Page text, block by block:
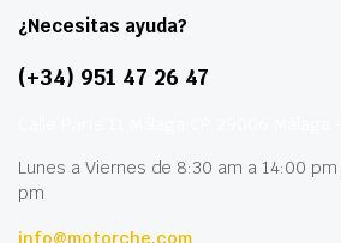
¿Necesitas ayuda?
(+34) 951 47 26 47
Lunes a Viernes de 8:30 am a 14:00
pm
info@motorche.com